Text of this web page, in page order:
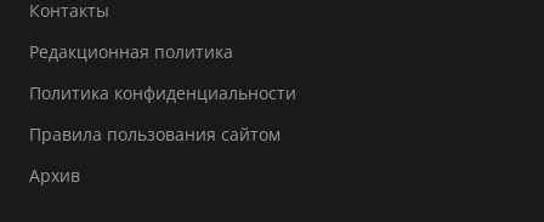
Контакты
Редакционная политика
Политика конфиденциальности
Правила пользования сайтом
Архив